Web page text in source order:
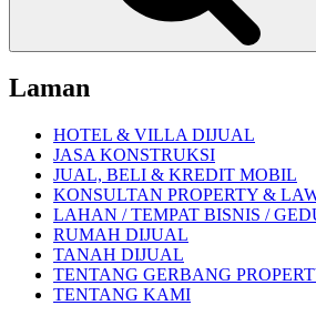
Laman
HOTEL & VILLA DIJUAL
JASA KONSTRUKSI
JUAL, BELI & KREDIT MOBIL
KONSULTAN PROPERTY &
LAHAN / TEMPAT BISNIS /
RUMAH DIJUAL
TANAH DIJUAL
TENTANG GERBANG
TENTANG KAMI